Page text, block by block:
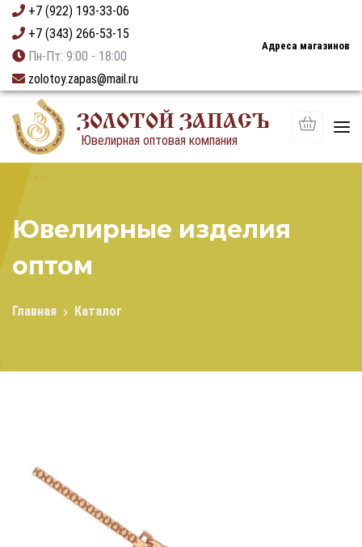
+7 (922) 193-33-06
+7 (343) 266-53-15
Пн-Пт: 9:00 - 18:00
zolotoy.zapas@mail.ru
Адреса магазинов
ЗОЛОТОЙ ЗАПАСЪ
Ювелирная оптовая компания
Ювелирные изделия
оптом
Главная Каталог